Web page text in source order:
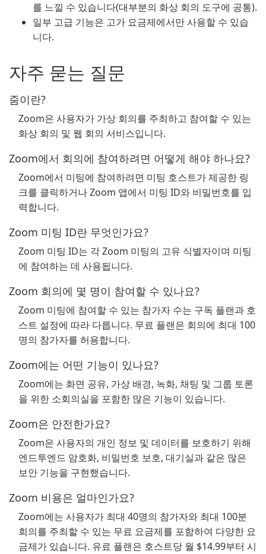
를 느낄 수 있습니다(대부분의 화상 회의 도구에 공통).
일부 고급 기능은 고가 요금제에서만 사용할 수 있습
니다.
자주 묻는 질문
줌이란?
Zoom은 사용자가 가상 회의를 주최하고 참여할 수 있는
화상 회의 및 웹 회의 서비스입니다.
Zoom에서 회의에 참여하려면 어떻게 해야 하나요?
Zoom에서 미팅에 참여하려면 미팅 호스트가 제공한 링
크를 클릭하거나 Zoom 앱에서 미팅 ID와 비밀번호를 입
력합니다.
Zoom 미팅 ID란 무엇인가요?
Zoom 미팅 ID는 각 Zoom 미팅의 고유 식별자이며 미팅
에 참여하는 데 사용됩니다.
Zoom 회의에 몇 명이 참여할 수 있나요?
Zoom 미팅에 참여할 수 있는 참가자 수는 구독 플랜과 호
스트 설정에 따라 다릅니다. 무료 플랜은 회의에 최대 100
명의 참가자를 허용합니다.
Zoom에는 어떤 기능이 있나요?
Zoom에는 화면 공유, 가상 배경, 녹화, 채팅 및 그룹 토론
을 위한 소회의실을 포함한 많은 기능이 있습니다.
Zoom은 안전한가요?
Zoom은 사용자의 개인 정보 및 데이터를 보호하기 위해
엔드투엔드 암호화, 비밀번호 보호, 대기실과 같은 많은
보안 기능을 구현했습니다.
Zoom 비용은 얼마인가요?
Zoom에는 사용자가 최대 40명의 참가자와 최대 100분
회의를 주최할 수 있는 무료 요금제를 포함하여 다양한 요
금제가 있습니다. 유료 플랜은 호스트당 월 $14.99부터 시